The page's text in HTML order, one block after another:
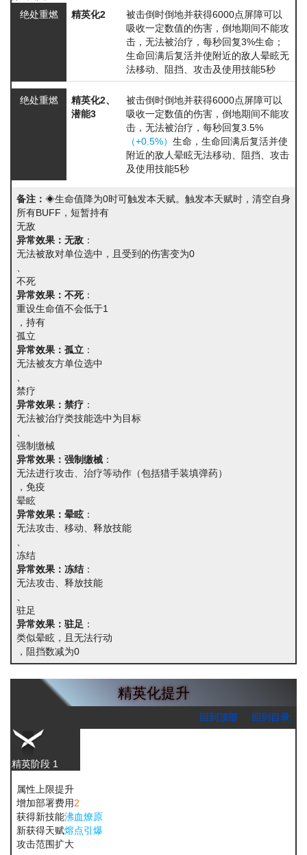
绝处重燃
精英化2 被击倒时倒地并获得6000点屏障可以
吸收一定数值的伤害 ，倒地期间不能攻
击，无法被治疗，每秒回复3%生命；
生命回满后复活并使附近的敌人晕眩无
法移动、阻挡、攻击及使用技能5秒
绝处重燃
精英化2、
潜能3
被击倒时倒地并获得6000点屏障可以
吸收一定数值的伤害 ，倒地期间不能攻
击，无法被治疗，每秒回复3.5%
（+0.5%） 生命，生命回满后复活并使
附近的敌人晕眩无法移动、阻挡、攻击
及使用技能5秒
备注： ◈生命值降为0时可触发本天赋。触发本天赋时，清空自身
所有BUFF，短暂持有
无敌
异常效果：无敌 ：
无法被敌对单位选中，且受到的伤害变为0
不死
异常效果：不死：
重设生命值不会低于1
，持有
孤立
异常效果：孤立 ：
无法被友方单位选中
禁疗
异常效果：禁疗 ：
无法被治疗类技能选中为目标
强制缴械
异常效果：强制缴械 ：
无法进行攻击、治疗等动作（包括猎手装填弹药）
，免疫
晕眩
异常效果：晕眩：
无法攻击、移动、释放技能
冻结
异常效果：冻结 ：
无法攻击、释放技能
驻足
异常效果：驻足 ：
类似晕眩，且无法行动
，阻挡数减为0
精英化提升
回到顶部 回到目录
精英阶段 1
属性上限提升
增加部署费用2
获得新技能沸血燎原
新获得天赋熔点引爆
攻击范围扩大